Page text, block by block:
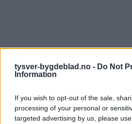
tysver-bygdeblad.no - Do Not
Information
If you wish to opt-out of the sale,
processing of your personal or
targeted advertising by us, please